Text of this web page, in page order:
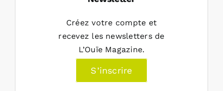
Créez votre compte et
recevez les newsletters de
L’Ouïe Magazine.
S’inscrire